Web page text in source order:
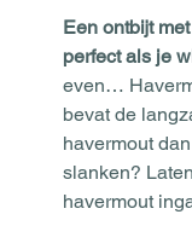
Een ontbijt
perfect als je
even…
bevat de
havermout
slanken?
havermout